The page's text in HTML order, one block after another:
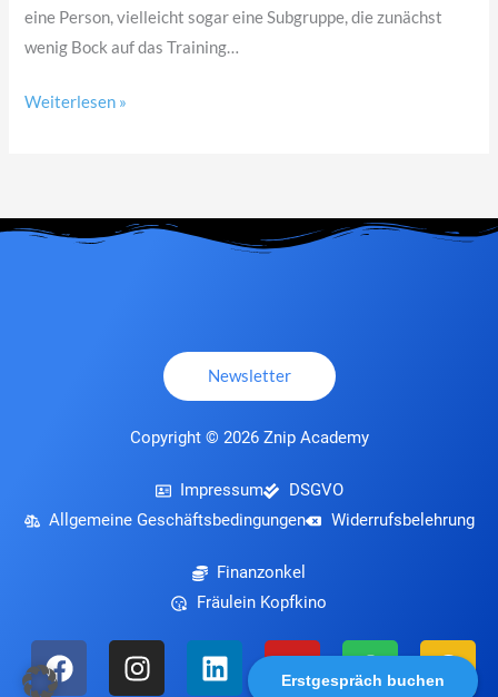
Erstgespräch buchen
eine Person, vielleicht sogar eine Subgruppe, die zunächst
wenig Bock auf das Training…
Weiterlesen »
Newsletter
Copyright © 2026 Znip Academy
Impressum
DSGVO
Allgemeine Geschäftsbedingungen
Widerrufsbelehrung
Finanzonkel
Fräulein Kopfkino
F
a
I
n
L
i
Y
o
S
p
P